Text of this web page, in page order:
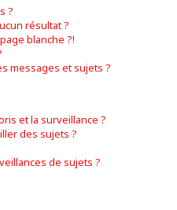
?
résultat ?
blanche ?!
messages et sujets ?
et la surveillance ?
des sujets ?
de sujets ?